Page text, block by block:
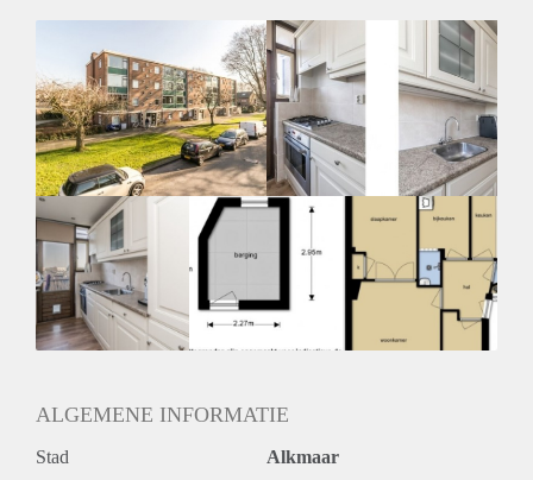
Niet mogelijk
Inkomen eis
2,8 X Maandhuur Bruto
Huurtermijn
Onbepaalde termijn
Oplevering
Kaal
ALGEMENE INFORMATIE
Stad Alkmaar